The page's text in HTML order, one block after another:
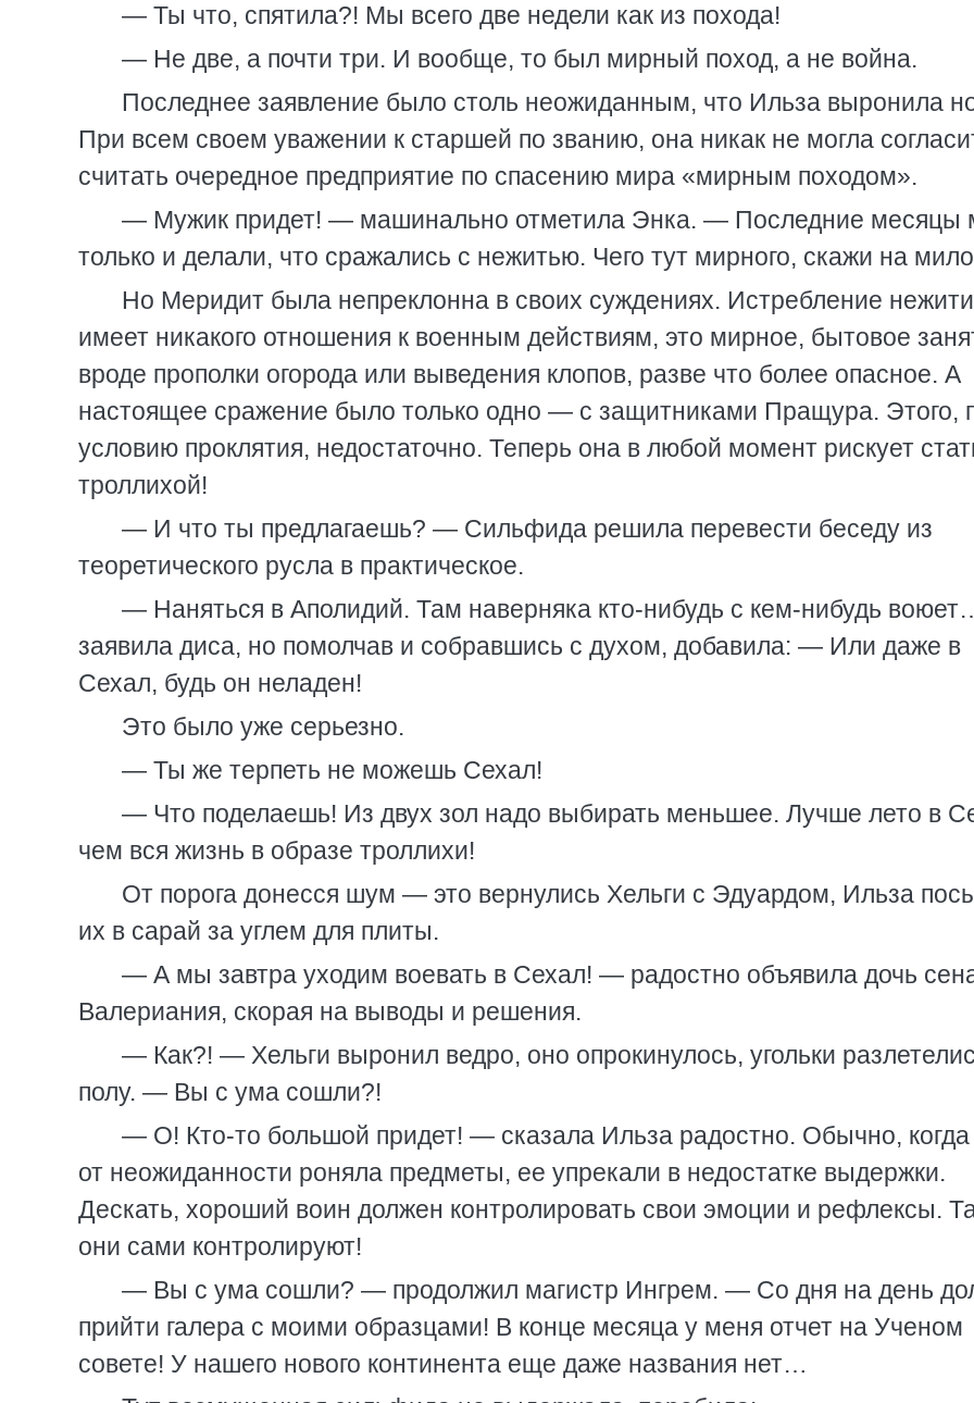
— Ты что, спятила?! Мы всего две недели как из похода!
— Не две, а почти три. И вообще, то был мирный поход, а не война.
Последнее заявление было столь неожиданным, что Ильза выронила
При всем своем уважении к старшей по званию, она никак не могла
считать очередное предприятие по спасению мира «мирным походом».
— Мужик придет! — машинально отметила Энка. — Последние месяцы
только и делали, что сражались с нежитью. Чего тут мирного, скажи на
Но Меридит была непреклонна в своих суждениях. Истребление
имеет никакого отношения к военным действиям, это мирное, бытовое
вроде прополки огорода или выведения клопов, разве что более опасное. А
настоящее сражение было только одно — с защитниками Пращура. Этого,
условию проклятия, недостаточно. Теперь она в любой момент рискует
троллихой!
— И что ты предлагаешь? — Сильфида решила перевести беседу из
теоретического русла в практическое.
— Наняться в Аполидий. Там наверняка кто-нибудь с кем-нибудь
заявила диса, но помолчав и собравшись с духом, добавила: — Или даже в
Сехал, будь он неладен!
Это было уже серьезно.
— Ты же терпеть не можешь Сехал!
— Что поделаешь! Из двух зол надо выбирать меньшее. Лучше лето в
чем вся жизнь в образе троллихи!
От порога донесся шум — это вернулись Хельги с Эдуардом, Ильза
их в сарай за углем для плиты.
— А мы завтра уходим воевать в Сехал! — радостно объявила дочь
Валериания, скорая на выводы и решения.
— Как?! — Хельги выронил ведро, оно опрокинулось, угольки
полу. — Вы с ума сошли?!
— О! Кто-то большой придет! — сказала Ильза радостно. Обычно,
от неожиданности роняла предметы, ее упрекали в недостатке выдержки.
Дескать, хороший воин должен контролировать свои эмоции и рефлексы.
они сами контролируют!
— Вы с ума сошли? — продолжил магистр Ингрем. — Со дня на день
прийти галера с моими образцами! В конце месяца у меня отчет на Ученом
совете! У нашего нового континента еще даже названия нет…